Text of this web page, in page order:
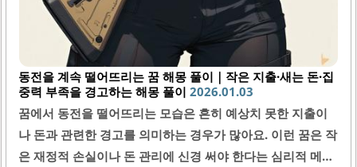
동전을 계속 떨어뜨리는 꿈 해몽 풀이｜작은 지출·새는 돈·집
중력 부족을 경고하는 해몽 풀이 2026.01.03
꿈에서 동전을 떨어뜨리는 모습은 흔히 예상치 못한 지출이
나 돈과 관련한 경고를 의미하는 경우가 많아요. 이런 꿈은 작
은 재정적 손실이나 돈 관리에 신경 써야 한다는 심리적 메시